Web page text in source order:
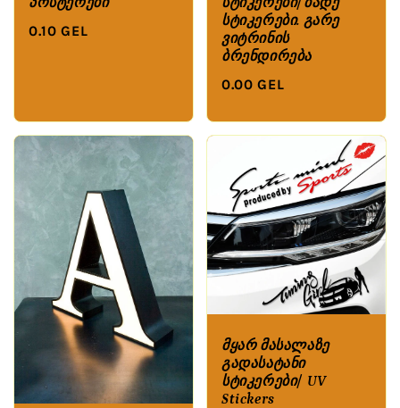
0.10 GEL
სტიკერები. გარე
ვიტრინის
ბრენდირება
0.00 GEL
მყარ მასალაზე
გადასატანი
სტიკერები/ UV
Stickers